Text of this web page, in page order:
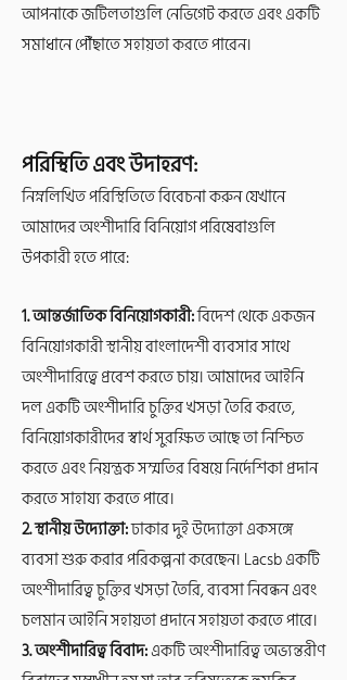
আপনাকে জটিলতাগুলি নেভিগেট করতে এবং একটি
সমাধানে পৌঁছাতে সহায়তা করতে পারেন।
পরিস্থিতি এবং উদাহরণ:
নিম্নলিখিত পরিস্থিতিতে বিবেচনা করুন যেখানে
আমাদের অংশীদারি বিনিয়োগ পরিষেবাগুলি
উপকারী হতে পারে:
1. আন্তর্জাতিক বিনিয়োগকারী:বিদেশ থেকে একজন
বিনিয়োগকারী স্থানীয় বাংলাদেশী ব্যবসার সাথে
অংশীদারিত্বে প্রবেশ করতে চায়। আমাদের আইনি
দল একটি অংশীদারি চুক্তির খসড়া তৈরি করতে,
বিনিয়োগকারীদের স্বার্থ সুরক্ষিত আছে তা নিশ্চিত
করতে এবং নিয়ন্ত্রক সম্মতির বিষয়ে নির্দেশিকা প্রদান
করতে সাহায্য করতে পারে।
2. স্থানীয় উদ্যোক্তা:ঢাকার দুই উদ্যোক্তা একসঙ্গে
ব্যবসা শুরু করার পরিকল্পনা করেছেন। Lacsb একটি
অংশীদারিত্ব চুক্তির খসড়া তৈরি, ব্যবসা নিবন্ধন এবং
চলমান আইনি সহায়তা প্রদানে সহায়তা করতে পারে।
3. অংশীদারিত্ব বিবাদ:একটি অংশীদারিত্ব অভ্যন্তরীণ